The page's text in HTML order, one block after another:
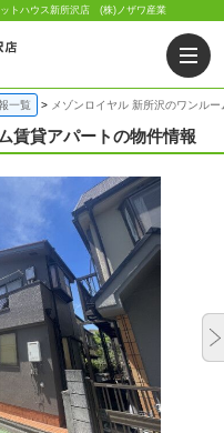
トハウス新所沢店 (株)ノザワ産業
一覧 メゾンロイヤル 新所沢のワンル
賃貸アパートの物件情報